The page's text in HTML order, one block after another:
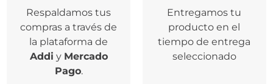
Respaldamos tus
compras a través de
la plataforma de
Addi y Mercado
Pago.
Entregamos tu
producto en el
tiempo de entrega
seleccionado